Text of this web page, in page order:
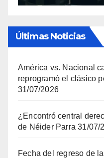
Últimas Noticias
América vs. Nacional
reprogramó el clásico
31/07/2026
¿Encontró central
de Néider Parra 31/07/
Fecha del regreso de